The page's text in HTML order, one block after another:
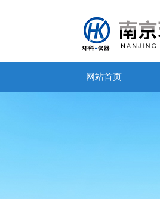
网站首页